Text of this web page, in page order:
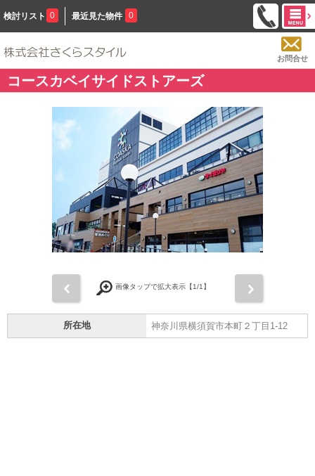
検討リスト 0 最近見た物件 0
お問合せ
コースカベイサイドストアーズ
画像タップで拡大表示【1/1】
所在地 神奈川県横須賀市本町２丁目1-12